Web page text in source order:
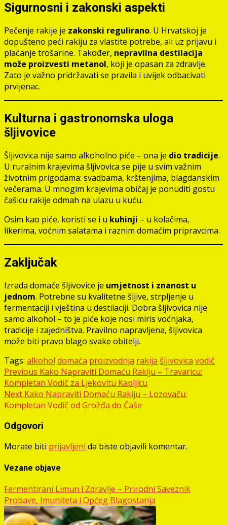
Sigurnosni i zakonski aspekti
Pečenje rakije je zakonski regulirano. U Hrvatskoj je
dopušteno peći rakiju za vlastite potrebe, ali uz prijavu i
plaćanje trošarine. Također, nepravilna destilacija
može proizvesti metanol, koji je opasan za zdravlje.
Zato je važno pridržavati se pravila i uvijek odbacivati
prvijenac.
Kulturna i gastronomska uloga
šljivovice
Šljivovica nije samo alkoholno piće – ona je dio tradicije.
U ruralnim krajevima šljivovica se pije u svim važnim
životnim prigodama: svadbama, krštenjima, blagdanskim
večerama. U mnogim krajevima običaj je ponuditi gostu
čašicu rakije odmah na ulazu u kuću.
Osim kao piće, koristi se i u kuhinji – u kolačima,
likerima, voćnim salatama i raznim domaćim pripravcima.
Zaključak
Izrada domaće šljivovice je umjetnost i znanost u
jednom. Potrebne su kvalitetne šljive, strpljenje u
fermentaciji i vještina u destilaciji. Dobra šljivovica nije
samo alkohol – to je piće koje nosi miris voćnjaka,
tradicije i zajedništva. Pravilno napravljena, šljivovica
može biti pravo blago svake obitelji.
Tags: alkohol domaća proizvodnja rakija šljivovica vodič
Post
navigation
Previous Kako Napraviti Domaću Rakiju – Travaricu:
Kompletan Vodič za Ljekovitu Kapljicu
Next Kako Napraviti Domaću Rakiju – Lozovaču:
Kompletan Vodič od Grožđa do Čaše
Odgovori
Morate biti prijavljeni da biste objavili komentar.
Vezane objave
Fermentirani Limun i Zdravlje – Prirodni Saveznik
Probave, Imuniteta i Općeg Blagostanja